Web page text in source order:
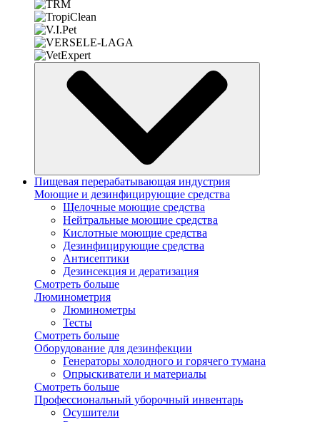
Пищевая перерабатывающая индустрия
Моющие и дезинфицирующие средства
Щелочные моющие средства
Нейтральные моющие средства
Кислотные моющие средства
Дезинфицирующие средства
Антисептики
Дезинсекция и дератизация
Смотреть больше
Люминометрия
Люминометры
Тесты
Смотреть больше
Оборудование для дезинфекции
Генераторы холодного и горячего тумана
Опрыскиватели и материалы
Смотреть больше
Профессиональный уборочный инвентарь
Осушители